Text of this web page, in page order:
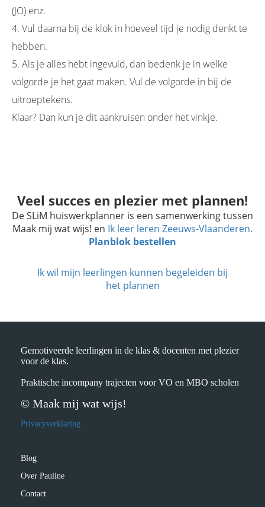
(JO) enz.
4. Vul daarna bij de klok in hoeveel tijd je nodig denkt te
hebben.
5. Als je alles hebt ingevuld, dan bedenk je in welke
volgorde je het gaat maken. Vul de volgorde in bij de
uitroeptekens.
Klaar? Dan kun je dit aankruisen onder het vinkje.
Veel succes en plezier met plannen!
De SLiM huiswerkplanner is een samenwerking tussen
Maak mij wat wijs! en Ik leer leren Zeeuws-Vlaanderen.
Planblok bestellen
Ik wil mijn leerlingen kunnen begeleiden bij
het plannen
Gemotiveerde leerlingen in de klas & docenten met plezier
voor de klas.
Praktische incompany trajecten voor VO en MBO scholen
© Maak mij wat wijs!
Privacyverklaring
Blog
Over Pauline
Contact